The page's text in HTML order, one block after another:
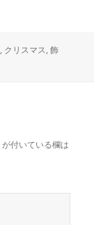
, クリスマス,飾
が付いている欄は